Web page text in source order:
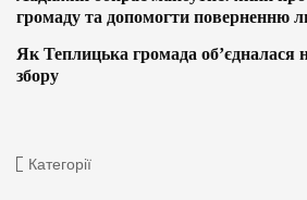
громаду та допомогти поверненню
Як Теплицька громада об’єдналася
збору
Категорії